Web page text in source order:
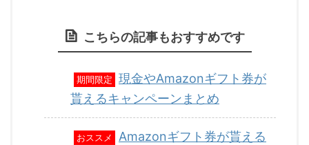
こちらの記事もおすすめです
期間限定
現金やAmazonギフト券が
貰えるキャンペーンまとめ
おススメ Amazonギフト券が貰える